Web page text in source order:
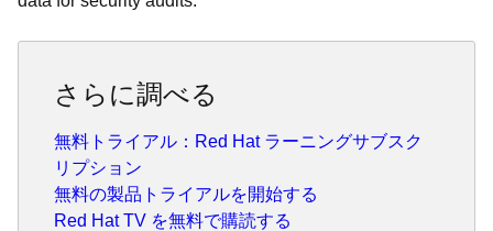
さらに調べる
無料トライアル：Red Hat ラーニングサブスク
リプション
無料の製品トライアルを開始する
Red Hat TV を無料で購読する